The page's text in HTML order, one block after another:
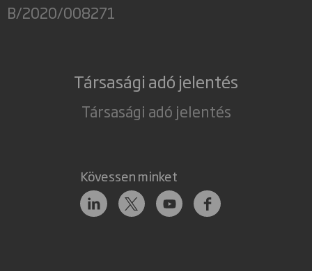
B/2020/008271
Társasági adó jelentés
Társasági adó jelentés
Kövessen minket